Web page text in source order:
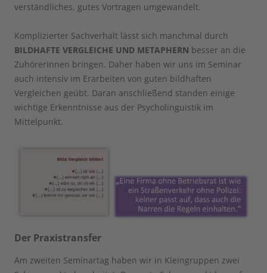
verständliches, gutes Vortragen umgewandelt.
Komplizierter Sachverhalt lässt sich manchmal durch
BILDHAFTE VERGLEICHE UND METAPHERN besser an die
ZuhörerInnen bringen. Daher haben wir uns im Seminar
auch intensiv im Erarbeiten von guten bildhaften
Vergleichen geübt. Daran anschließend standen einige
wichtige Erkenntnisse aus der Psycholinguistik im
Mittelpunkt.
Der Praxistransfer
Am zweiten Seminartag haben wir in Kleingruppen zwei